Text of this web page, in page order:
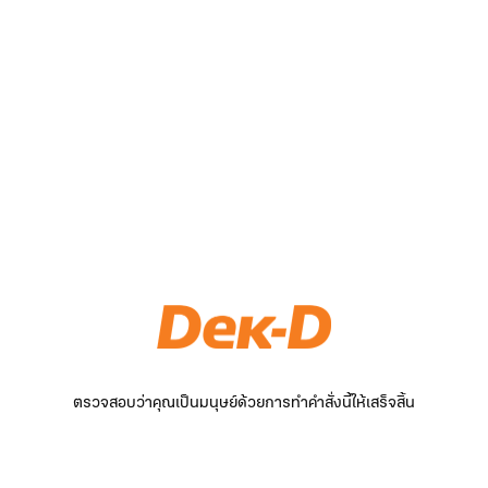
ตรวจสอบว่าคุณเป็นมนุษย์ด้วยการทำคำสั่งนี้ให้เสร็จสิ้น